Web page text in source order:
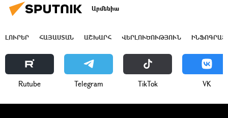
Արմենիա
ԼՈՒՐԵՐ ՀԱՅԱՍՏԱՆ ԱՇԽԱՐՀ ՎԵՐԼՈՒԾՈՒԹՅՈՒՆ
Rutube Telegram ТikТоk VK